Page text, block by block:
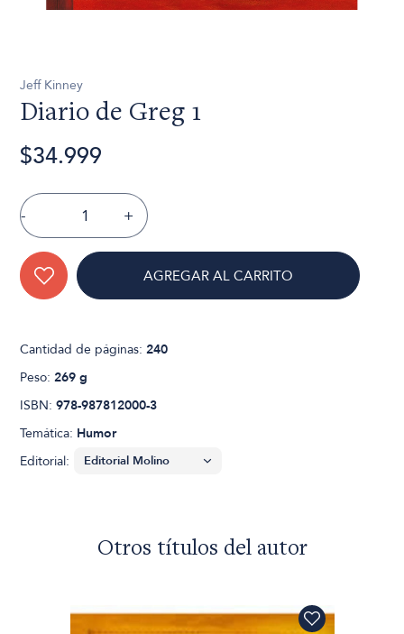
Jeff Kinney
Diario de Greg 1
$34.999
- +
AGREGAR AL CARRITO
Cantidad de páginas:240
Peso:269 g
ISBN:978-987812000-3
Temática: Humor
Editorial:
Otros títulos del autor